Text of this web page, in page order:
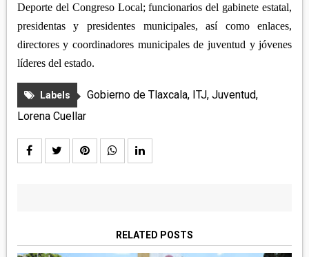
Deporte del Congreso Local; funcionarios del gabinete estatal,
presidentas y presidentes municipales, así como enlaces,
directores y coordinadores municipales de juventud y jóvenes
líderes del estado.
Labels Gobierno de Tlaxcala, ITJ, Juventud,
Lorena Cuellar
RELATED POSTS